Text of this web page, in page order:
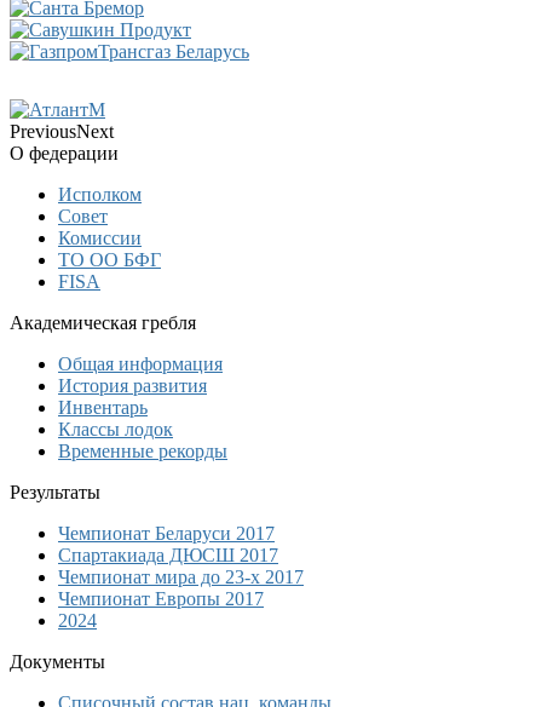
PreviousNext
О федерации
Исполком
Совет
Комиссии
ТО ОО БФГ
FISA
Академическая гребля
Общая информация
История развития
Инвентарь
Классы лодок
Временные рекорды
Результаты
Чемпионат Беларуси 2017
Спартакиада ДЮСШ 2017
Чемпионат мира до 23-х 2017
Чемпионат Европы 2017
2024
Документы